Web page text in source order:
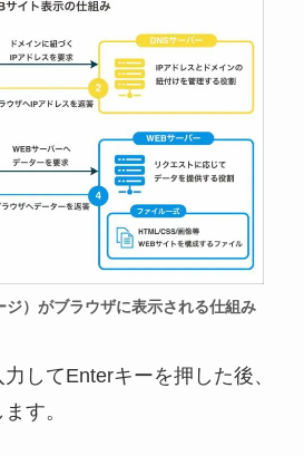
ジ）がブラウザに表示される仕組み
してEnterキーを押した後、
す。